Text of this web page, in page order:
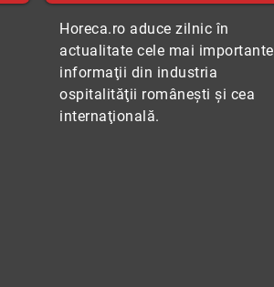
Horeca.ro aduce zilnic în
actualitate cele mai importante
informaţii din industria
ospitalităţii româneşti şi cea
internaţională.